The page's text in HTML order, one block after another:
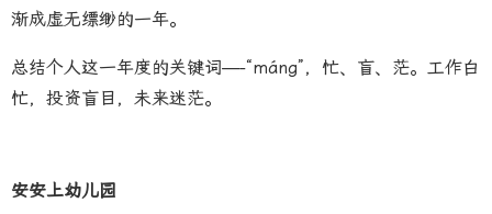
渐成虚无缥缈的一年。
总结个人这一年度的关键词—-“máng”，忙、盲、茫。工作白
忙，投资盲目，未来迷茫。
安安上幼儿园